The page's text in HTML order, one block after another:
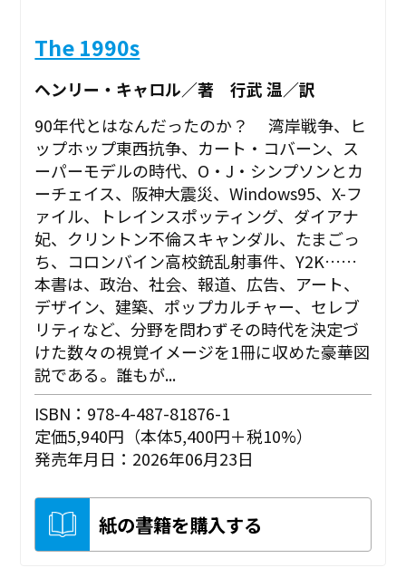
The 1990s
ヘンリー・キャロル／著 行武 温／訳
90年代とはなんだったのか？ 湾岸戦争、ヒ
ップホップ東西抗争、カート・コバーン、ス
ーパーモデルの時代、O・J・シンプソンとカ
ーチェイス、阪神大震災、Windows95、X-フ
ァイル、トレインスポッティング、ダイアナ
妃、クリントン不倫スキャンダル、たまごっ
ち、コロンバイン高校銃乱射事件、Y2K……
本書は、政治、社会、報道、広告、アート、
デザイン、建築、ポップカルチャー、セレブ
リティなど、分野を問わずその時代を決定づ
けた数々の視覚イメージを1冊に収めた豪華図
説である。誰もが...
ISBN：978-4-487-81876-1
定価5,940円（本体5,400円＋税10%）
発売年月日：2026年06月23日
紙の書籍を購入する